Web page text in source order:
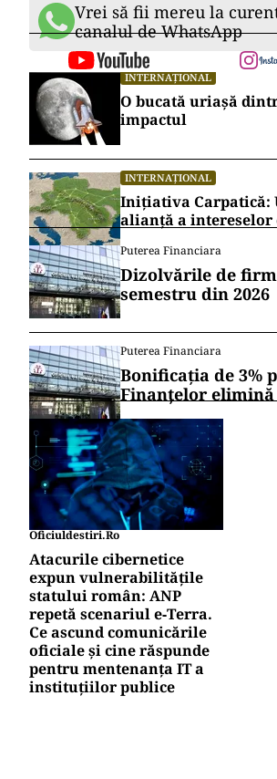
Vrei să fii mereu la
canalul de WhatsApp
INTERNAȚIONAL
O bucată uriașă
impactul
INTERNAȚIONAL
Inițiativa Carpatică:
alianță a intereselor
Puterea Financiara
Dizolvările de
semestru din 2026
Puterea Financiara
Bonificația de 3%
Finanțelor
Oficiuldestiri.ro
Atacurile cibernetice
expun vulnerabilitățile
statului român: ANP
repetă scenariul e‑Terra.
Ce ascund comunicările
oficiale și cine răspunde
pentru mentenanța IT a
instituțiilor publice